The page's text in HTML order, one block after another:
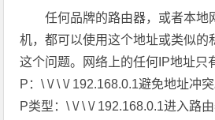
任何品牌的路由器，或者本地
机，都可以使用这个地址或类似的
这个问题。网络上的任何IP地址只
P：\ \/ \ \/ 192.168.0.1避免地址冲
P类型：\ \/ \ \/ 192.168.0.1进入路由